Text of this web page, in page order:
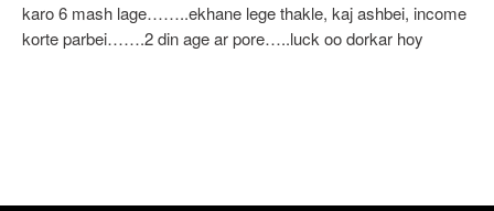
karo 6 mash lage……..ekhane lege thakle, kaj ashbei, income
korte parbei…….2 din age ar pore…..luck oo dorkar hoy